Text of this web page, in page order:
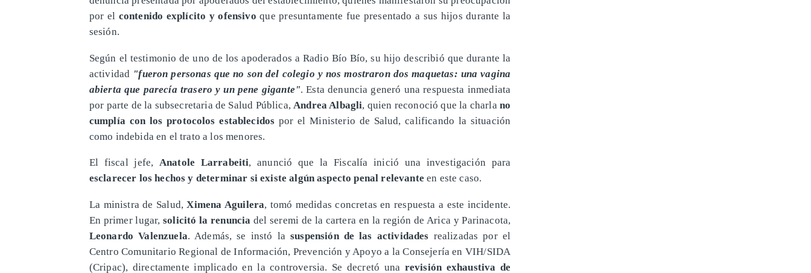
por el contenido explícito y ofensivo que presuntamente fue presentado a sus hijos durante la
sesión.
​Según el testimonio de uno de los apoderados a Radio Bío Bío, su hijo describió que durante la
actividad "fueron personas que no son del colegio y nos mostraron dos maquetas: una vagina
abierta que parecía trasero y un pene gigante". Esta denuncia generó una respuesta inmediata
por parte de la subsecretaria de Salud Pública, Andrea Albagli, quien reconoció que la charla no
cumplía con los protocolos establecidospor el Ministerio de Salud, calificando la situación
como indebida en el trato a los menores.
​El fiscal jefe, Anatole Larrabeiti, anunció que la Fiscalía inició una investigación para
esclarecer los hechos y determinar si existe algún aspecto penal relevanteen este caso.
​La ministra de Salud,Ximena Aguilera, tomó medidas concretas en respuesta a este incidente.
En primer lugar,solicitó la renuncia del seremi de la cartera en la región de Arica y Parinacota,
Leonardo Valenzuela. Además, se instó lasuspensión de las actividades realizadas por el
Centro Comunitario Regional de Información, Prevención y Apoyo a la Consejería en VIH/SIDA
(Cripac), directamente implicado en la controversia. Se decretó una revisión exhaustiva de